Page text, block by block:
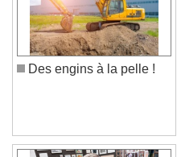
Des engins à la pelle !